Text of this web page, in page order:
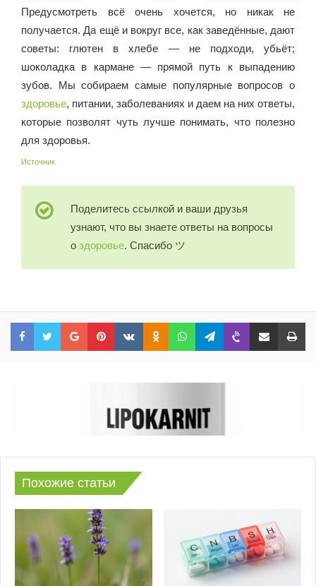
Предусмотреть всё очень хочется, но никак не
получается. Да ещё и вокруг все, как заведённые, дают
советы: глютен в хлебе — не подходи, убьёт;
шоколадка в кармане — прямой путь к выпадению
зубов. Мы собираем самые популярные вопросов о
здоровье, питании, заболеваниях и даем на них ответы,
которые позволят чуть лучше понимать, что полезно
для здоровья.
Источник
Поделитесь ссылкой и ваши друзья
узнают, что вы знаете ответы на вопросы
о здоровье. Спасибо ツ
Facebook Twitter Google+ Pinterest VKontakte Odnoklassniki WhatsApp Telegram Viber Share via Email
Похожие статьи